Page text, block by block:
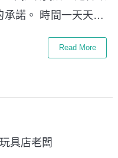
承諾。 時間一天天…
Read More
具店老闆